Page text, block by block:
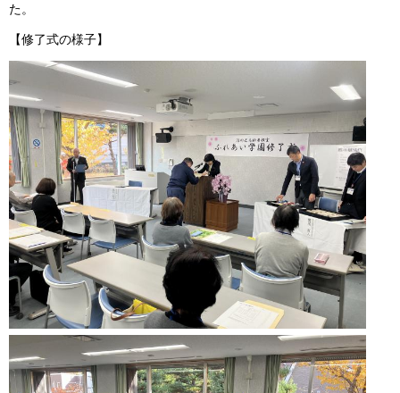
た。
【修了式の様子】